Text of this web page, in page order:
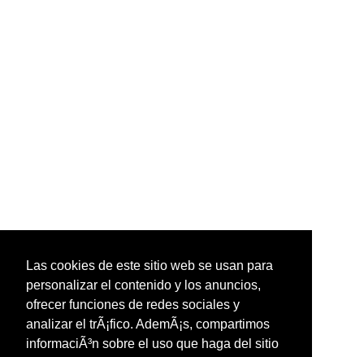
Las cookies de este sitio web se usan para
personalizar el contenido y los anuncios,
ofrecer funciones de redes sociales y
analizar el trÃ¡fico. AdemÃ¡s, compartimos
informaciÃ³n sobre el uso que haga del sitio